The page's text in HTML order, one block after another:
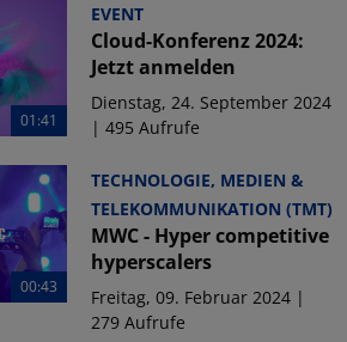
01:41
EVENT
Cloud-Konferenz 2024:
Jetzt anmelden
Dienstag, 24. September 2024
| 495 Aufrufe
00:43
TECHNOLOGIE, MEDIEN &
TELEKOMMUNIKATION (TMT)
MWC - Hyper competitive
hyperscalers
Freitag, 09. Februar 2024 |
279 Aufrufe